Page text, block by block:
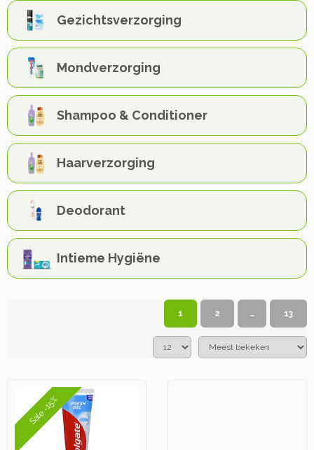
Gezichtsverzorging
Mondverzorging
Shampoo & Conditioner
Haarverzorging
Deodorant
Intieme Hygiëne
1 2 … 13
Sale -15%